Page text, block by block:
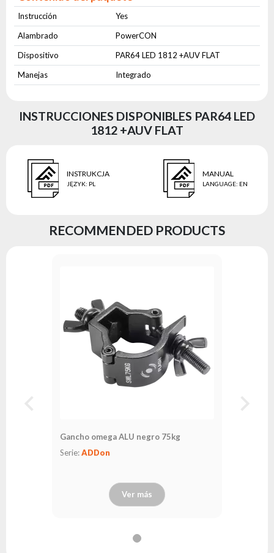
Instrucción
Yes
Alambrado
PowerCON
Dispositivo
PAR64 LED 1812 +AUV FLAT
Manejas
Integrado
INSTRUCCIONES DISPONIBLES PAR64 LED
1812 +AUV FLAT
INSTRUKCJA
JĘZYK: PL
MANUAL
LANGUAGE: EN
RECOMMENDED PRODUCTS
Gancho omega ALU negro 75kg
Serie:ADDon
Ver más